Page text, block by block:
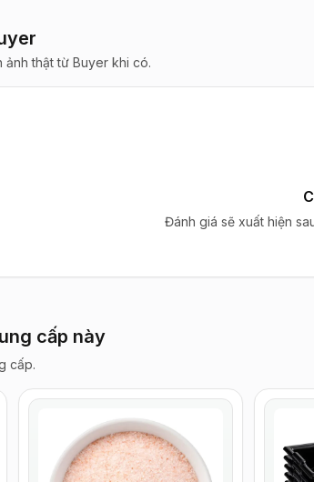
ảnh thật từ Buyer khi có.
Đánh giá sẽ xuất hiện
cấp này
cấp.